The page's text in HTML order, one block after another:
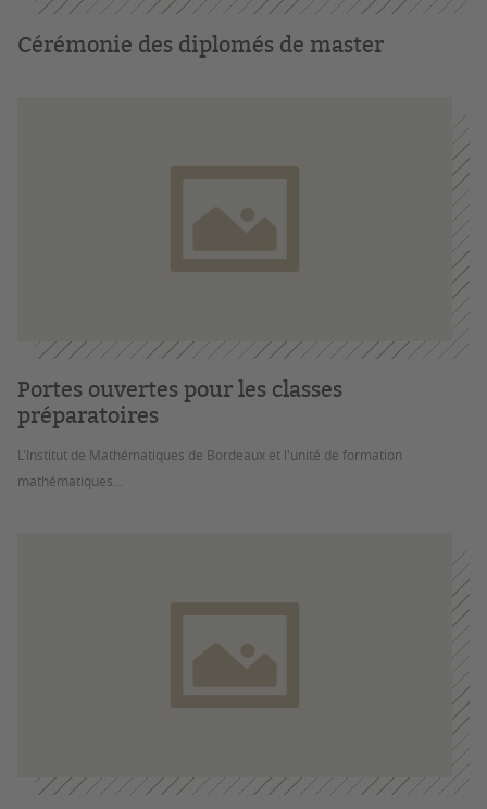
Cérémonie des diplomés de master
Portes ouvertes pour les classes
préparatoires
L'Institut de Mathématiques de Bordeaux et l'unité de formation
mathématiques...